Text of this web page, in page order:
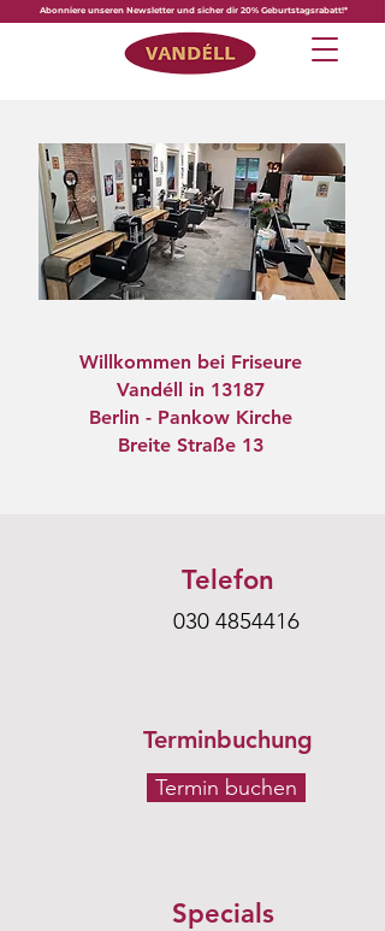
Abonniere unseren Newsletter und sicher dir 20% Geburtstagsrabatt!*
Willkommen bei Friseure
Vandéll in 13187
Berlin - Pankow Kirche
Breite Straße 13
Telefon
030 4854416
Terminbuchung
Termin buchen
Specials